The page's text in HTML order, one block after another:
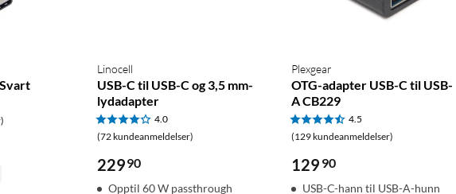
Linocell
USB-C til USB-C og 3,5 mm-
lydadapter
4.0
(72 kundeanmeldelser)
22990
Opptil 60 W passthrough
Plexgear
OTG-adapter USB-C til USB-
A CB229
4.5
(129 kundeanmeldelser)
129 90
USB-C-hann til USB-A-hunn